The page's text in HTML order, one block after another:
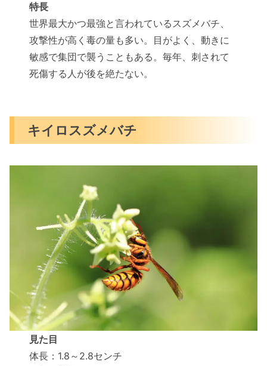
特長
世界最大かつ最強と言われているスズメバチ、
攻撃性が高く毒の量も多い。目がよく、動きに
敏感で集団で襲うこともある。毎年、刺されて
死傷する人が後を絶たない。
キイロスズメバチ
見た目
体長：1.8～2.8センチ